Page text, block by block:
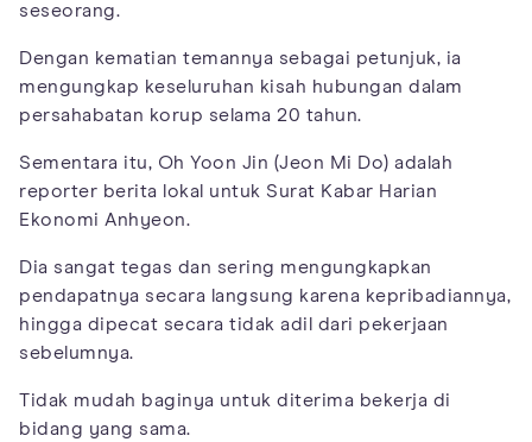
seseorang.
Dengan kematian temannya sebagai petunjuk, ia
mengungkap keseluruhan kisah hubungan dalam
persahabatan korup selama 20 tahun.
Sementara itu, Oh Yoon Jin (Jeon Mi Do) adalah
reporter berita lokal untuk Surat Kabar Harian
Ekonomi Anhyeon.
Dia sangat tegas dan sering mengungkapkan
pendapatnya secara langsung karena kepribadiannya,
hingga dipecat secara tidak adil dari pekerjaan
sebelumnya.
Tidak mudah baginya untuk diterima bekerja di
bidang yang sama.